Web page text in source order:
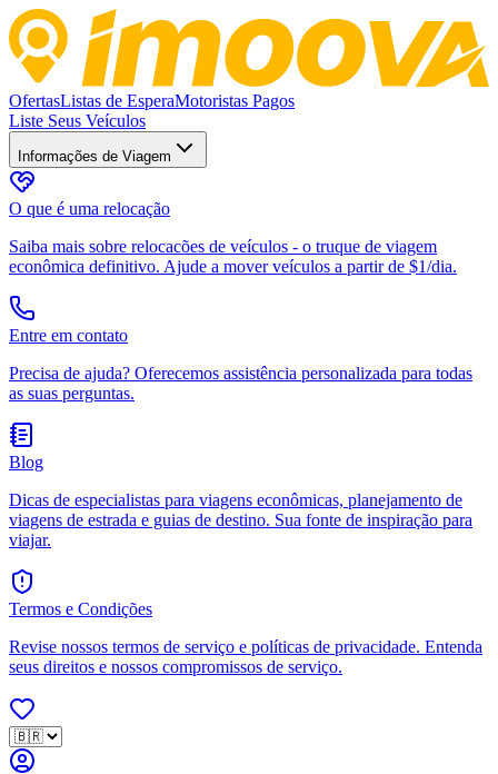
OfertasListas de EsperaMotoristas Pagos
Liste Seus Veículos
Informações de Viagem
O que é uma relocação
Saiba mais sobre relocacões de veículos - o truque de viagem
econômica definitivo. Ajude a mover veículos a partir de $1/dia.
Entre em contato
Precisa de ajuda? Oferecemos assistência personalizada para todas
as suas perguntas.
Blog
Dicas de especialistas para viagens econômicas, planejamento de
viagens de estrada e guias de destino. Sua fonte de inspiração para
viajar.
Termos e Condições
Revise nossos termos de serviço e políticas de privacidade. Entenda
seus direitos e nossos compromissos de serviço.